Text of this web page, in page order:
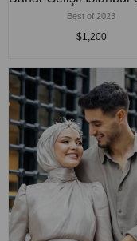
Best of 2023
$1,200